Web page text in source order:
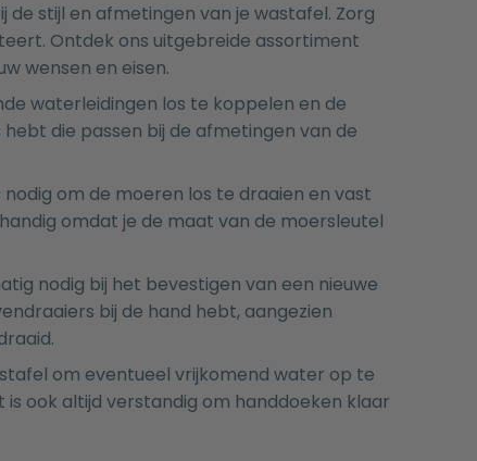
stijl en afmetingen van je wastafel. Zorg
Ontdek ons uitgebreide assortiment
wensen en eisen.
waterleidingen los te koppelen en de
die passen bij de afmetingen van de
om de moeren los te draaien en vast
omdat je de maat van de moersleutel
nodig bij het bevestigen van een nieuwe
bij de hand hebt, aangezien
om eventueel vrijkomend water op te
ook altijd verstandig om handdoeken klaar